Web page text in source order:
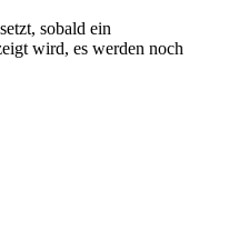
sobald ein
wird, es werden noch